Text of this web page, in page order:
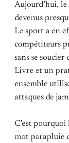
Aujourd’hui,
devenus
Le sport a en
compétiteurs
sans se
Livre et un
ensemble
attaques de
C’est pourquoi
mot parapluie